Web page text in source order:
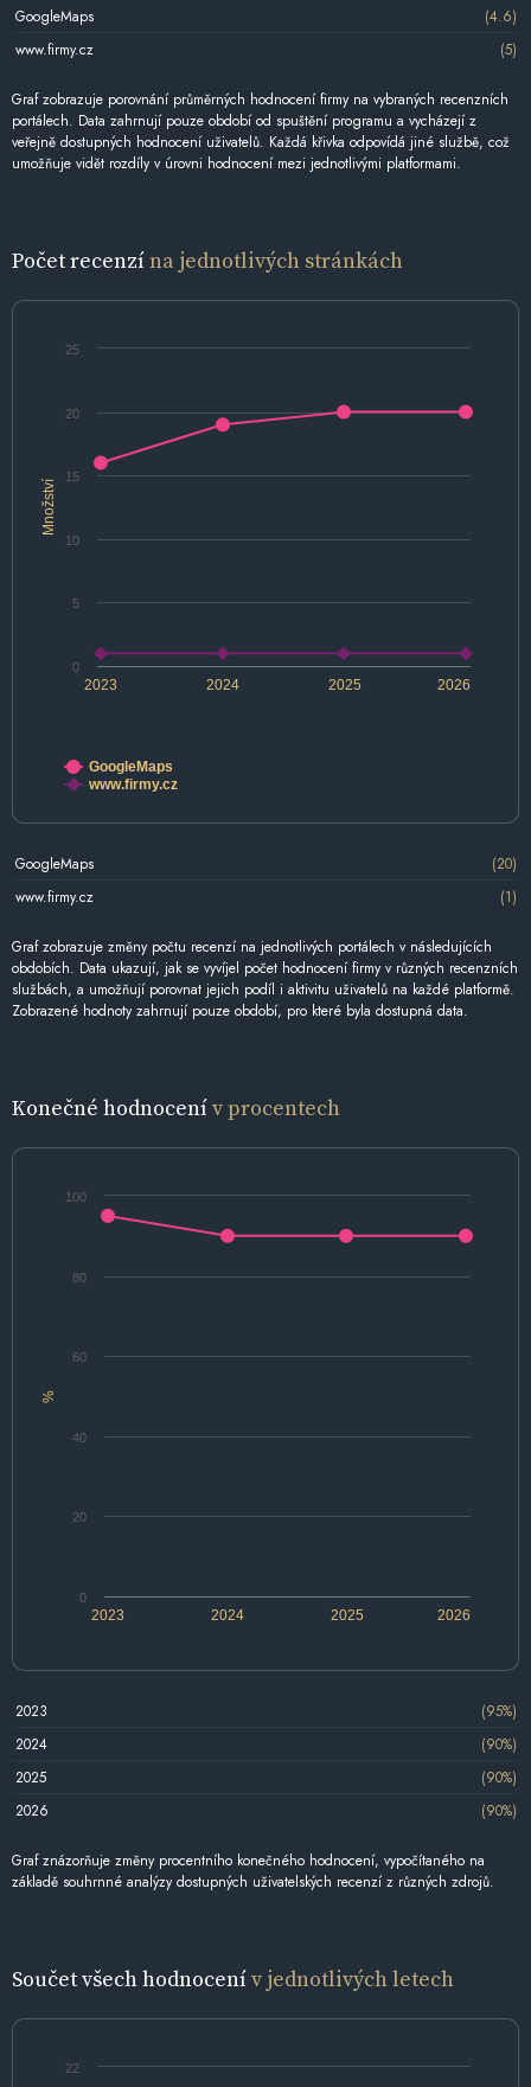
GoogleMaps
(4.6)
www.firmy.cz
(5)
Graf zobrazuje porovnání průměrných hodnocení firmy na vybraných recenzních
portálech. Data zahrnují pouze období od spuštění programu a vycházejí z
veřejně dostupných hodnocení uživatelů. Každá křivka odpovídá jiné službě, což
umožňuje vidět rozdíly v úrovni hodnocení mezi jednotlivými platformami.
Počet recenzína jednotlivých stránkách
Množství
2024 2026
2023 2025
0
5
10
15
20
25
GoogleMaps
www.firmy.cz
GoogleMaps
(20)
www.firmy.cz
(1)
Graf zobrazuje změny počtu recenzí na jednotlivých portálech v následujících
obdobích. Data ukazují, jak se vyvíjel počet hodnocení firmy v různých recenzních
službách, a umožňují porovnat jejich podíl i aktivitu uživatelů na každé platformě.
Zobrazené hodnoty zahrnují pouze období, pro které byla dostupná data.
Konečné hodnocenív procentech
%
2024 2026
2023 2025
0
20
40
60
80
100
2023
(95%)
2024
(90%)
2025
(90%)
2026
(90%)
Graf znázorňuje změny procentního konečného hodnocení, vypočítaného na
základě souhrnné analýzy dostupných uživatelských recenzí z různých zdrojů.
Součet všech hodnocenív jednotlivých letech
22